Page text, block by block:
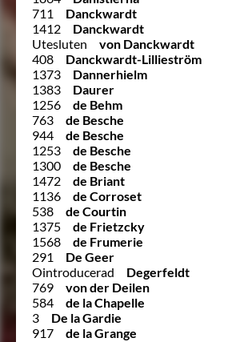
711
Danckwardt
1412
Danckwardt
Utesluten
von Danckwardt
408
Danckwardt-Lillieström
1373
Dannerhielm
1383
Daurer
1256
de Behm
763
de Besche
944
de Besche
1253
de Besche
1300
de Besche
1472
de Briant
1136
de Corroset
538
de Courtin
1375
de Frietzcky
1568
de Frumerie
291
De Geer
Ointroducerad
Degerfeldt
769
von der Deilen
584
de la Chapelle
3
De la Gardie
917
de la Grange